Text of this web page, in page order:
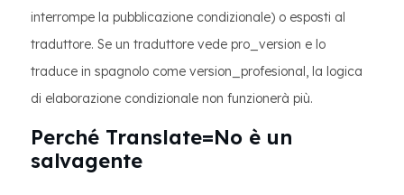
interrompe la pubblicazione condizionale) o esposti al
traduttore. Se un traduttore vede pro_version e lo
traduce in spagnolo come version_profesional, la logica
di elaborazione condizionale non funzionerà più.
Perché Translate=No è un
salvagente